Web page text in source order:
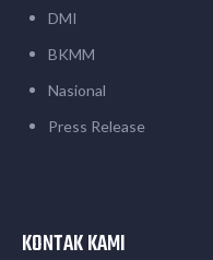
DMI
BKMM
Nasional
Press Release
KONTAK KAMI